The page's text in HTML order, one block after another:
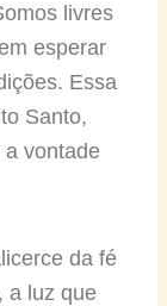
livres
esperar
Essa
Santo,
vontade
da fé
a luz que